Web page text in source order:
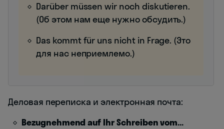
Darüber müssen wir noch diskutieren.
(Об этом нам еще нужно обсудить.)
Das kommt für uns nicht in Frage. (Это
для нас неприемлемо.)
Деловая переписка и электронная почта:
Bezugnehmend auf Ihr Schreiben vom...